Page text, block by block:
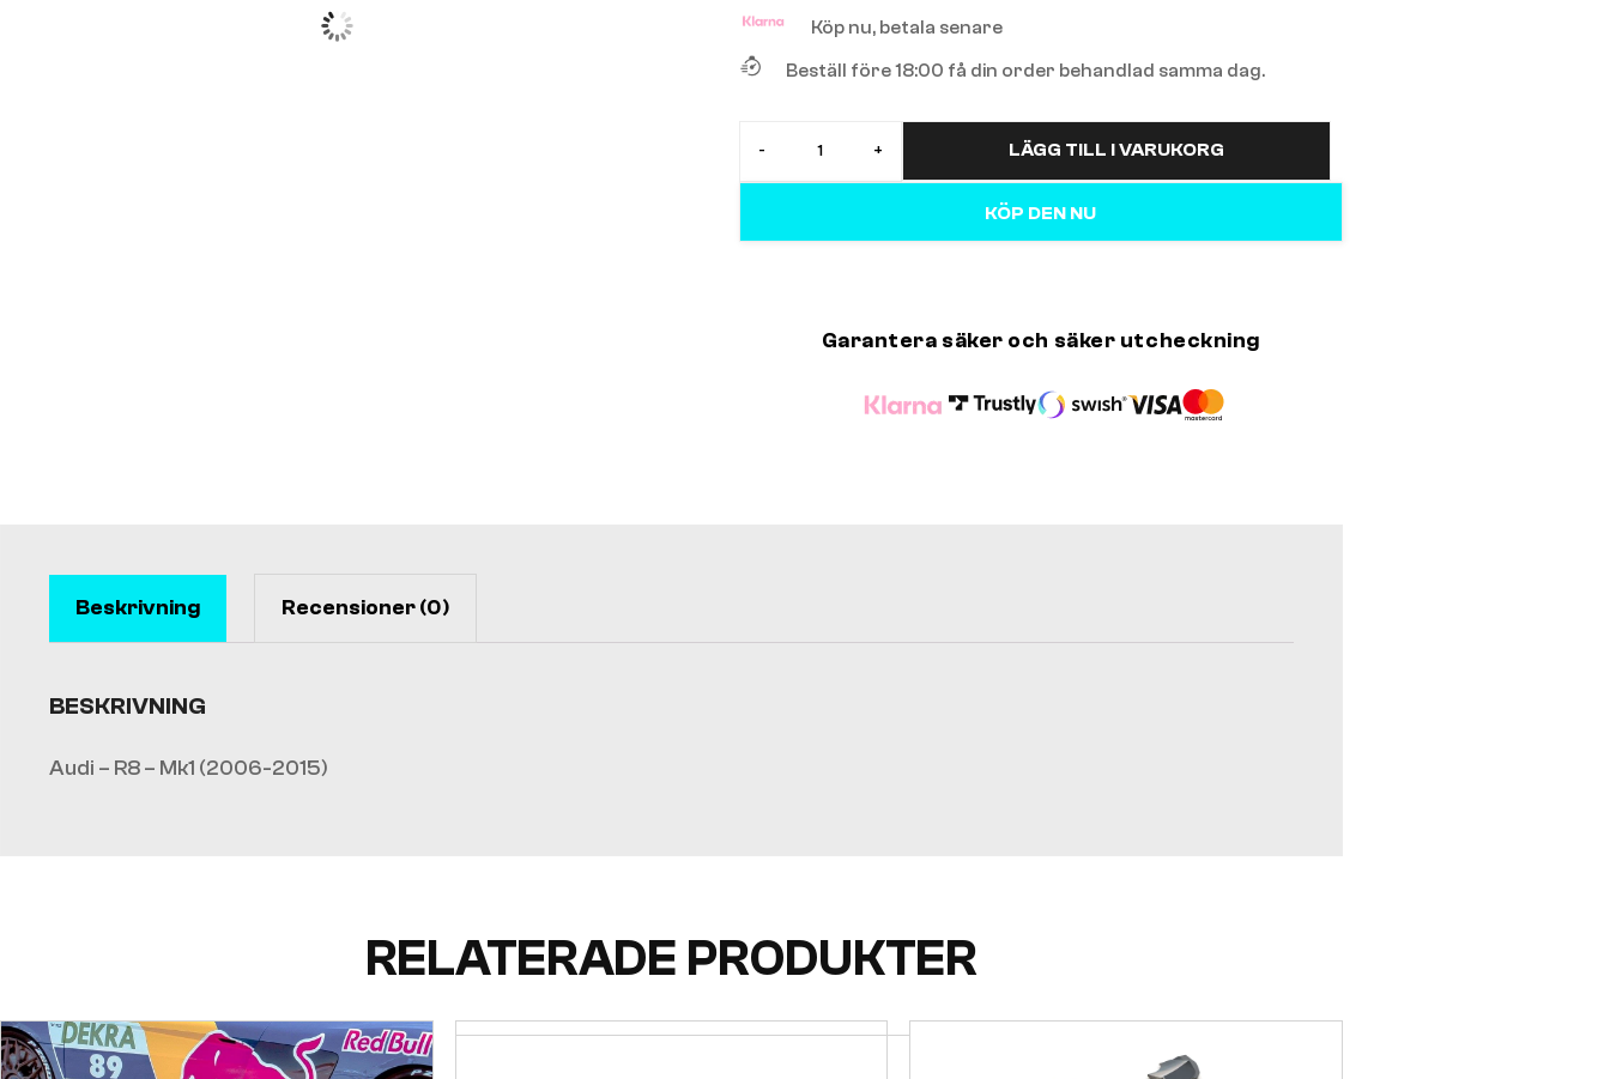
Köp nu, betala senare
Beställ före 18:00 få din order behandlad samma dag.
- + LÄGG TILL I VARUKORG
KÖP DEN NU
Garantera säker och säker utcheckning
Beskrivning Recensioner (0)
BESKRIVNING
Audi – R8 – Mk1 (2006-2015)
RELATERADE PRODUKTER